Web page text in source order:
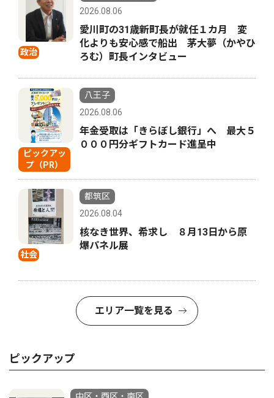
政治
2026.08.06
愛川町の31歳新町長が就任１カ月 変
化よりも安心感で船出 茅大夢（かやひ
ろむ）町長インタビュー
ピックアッ
プ（PR）
八王子
2026.08.06
年金受取は「きらぼし銀行」へ 最大５
０００円分ギフトカード進呈中
社会
都筑区
2026.08.04
核なき世界、希求し ８月13日から原
爆パネル展
エリア一覧を見る
ピックアップ